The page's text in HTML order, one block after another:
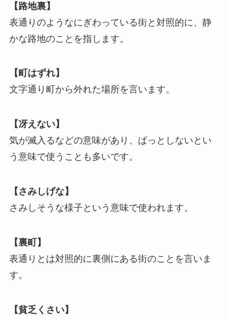
【路地裏】
表通りのようなにぎわっている街と対照的に、静
かな路地のことを指します。
【町はずれ】
文字通り町から外れた場所を言います。
【冴えない】
気が滅入るなどの意味があり、ぱっとしないとい
う意味で使うことも多いです。
【さみしげな】
さみしそうな様子という意味で使われます。
【裏町】
表通りとは対照的に裏側にある街のことを言いま
す。
【貧乏くさい】